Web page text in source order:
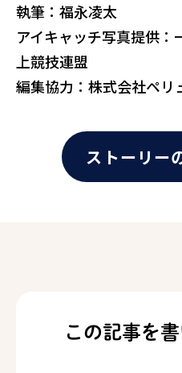
執筆：福永凌太
アイキャッチ写真提供
上競技連盟
編集協力：株式会社ペリ
ストーリー
この記事を